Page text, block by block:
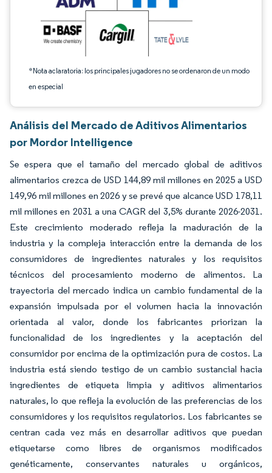
*Nota aclaratoria: los principales jugadores no se ordenaron de un modo
en especial
Análisis del Mercado de Aditivos Alimentarios
por Mordor Intelligence
Se espera que el tamaño del mercado global de aditivos
alimentarios crezca de USD 144,89 mil millones en 2025 a USD
149,96 mil millones en 2026 y se prevé que alcance USD 178,11
mil millones en 2031 a una CAGR del 3,5% durante 2026-2031.
Este crecimiento moderado refleja la maduración de la
industria y la compleja interacción entre la demanda de los
consumidores de ingredientes naturales y los requisitos
técnicos del procesamiento moderno de alimentos. La
trayectoria del mercado indica un cambio fundamental de la
expansión impulsada por el volumen hacia la innovación
orientada al valor, donde los fabricantes priorizan la
funcionalidad de los ingredientes y la aceptación del
consumidor por encima de la optimización pura de costos. La
industria está siendo testigo de un cambio sustancial hacia
ingredientes de etiqueta limpia y aditivos alimentarios
naturales, lo que refleja la evolución de las preferencias de los
consumidores y los requisitos regulatorios. Los fabricantes se
centran cada vez más en desarrollar aditivos que puedan
etiquetarse como libres de organismos modificados
genéticamente, conservantes naturales u orgánicos,